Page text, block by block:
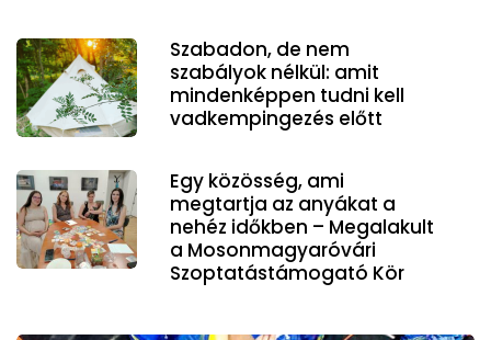
Szabadon, de nem
szabályok nélkül: amit
mindenképpen tudni kell
vadkempingezés előtt
Egy közösség, ami
megtartja az anyákat a
nehéz időkben – Megalakult
a Mosonmagyaróvári
Szoptatástámogató Kör